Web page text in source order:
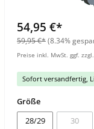
54,95 €*
59,95 €*(8.34%
Preise inkl. MwSt. ggf.
Sofort versandfertig,
Größe
28/29
30